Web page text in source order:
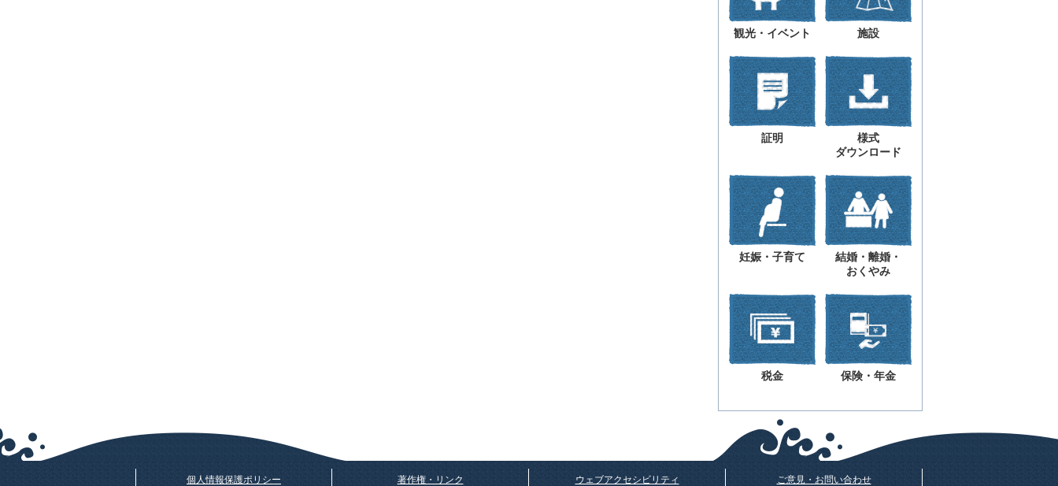
観光・イベント 施設
証明
様式
ダウンロード
妊娠・子育て
結婚・離婚・
おくやみ
税金 保険・年金
個人情報保護ポリシー 著作権・リンク ウェブアクセシビリティ ご意見・お問い合わせ